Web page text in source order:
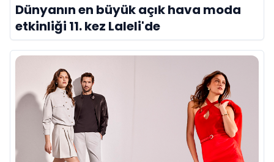
Dünyanın en büyük açık hava moda
etkinliği 11. kez Laleli'de